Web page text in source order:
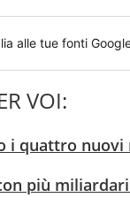
alle tue fonti
VOI:
i quattro
più